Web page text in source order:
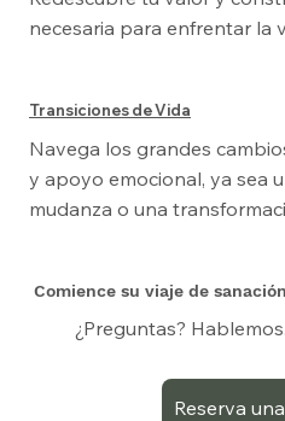
necesaria para enfrentar la
Transiciones de Vida
Navega los grandes
y apoyo emocional, ya sea
mudanza o una
Comience su viaje de
¿Preguntas? Hablemos.
Reserva